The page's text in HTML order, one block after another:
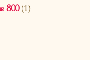
800(1)